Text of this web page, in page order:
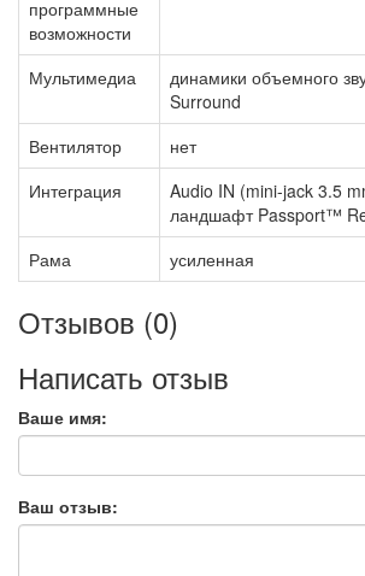
программные
возможности
Мультимедиа
динамики объемного
Surround
Вентилятор
нет
Интеграция
Audio IN (mini-jack 3.5
ландшафт Passport™
Рама
усиленная
Отзывов (0)
Написать отзыв
Ваше имя:
Ваш отзыв: